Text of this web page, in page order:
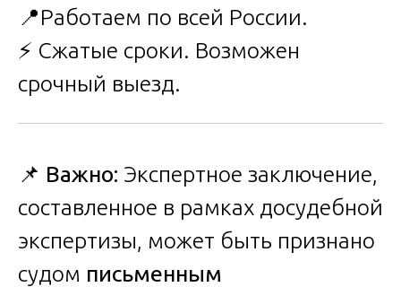
📍Работаем по всей России.
⚡ Сжатые сроки. Возможен
срочный выезд.
📌 Важно: Экспертное заключение,
составленное в рамках досудебной
экспертизы, может быть признано
судом письменным